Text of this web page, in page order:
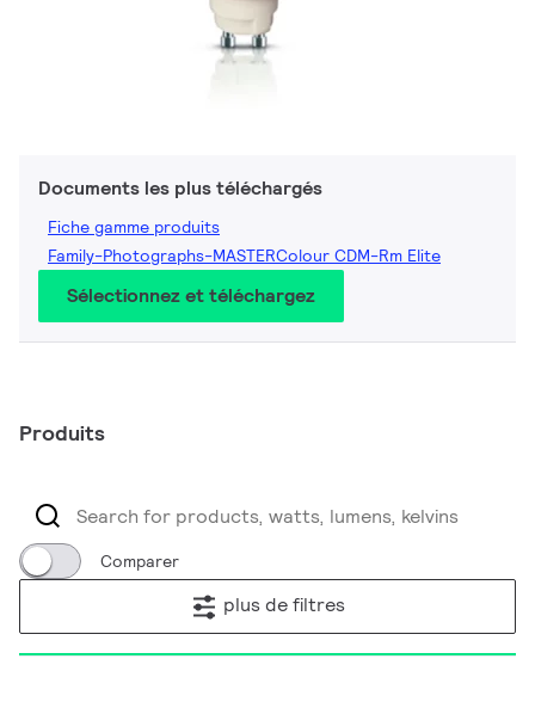
Documents les plus téléchargés
Fiche gamme produits
Family-Photographs-MASTERColour CDM-Rm Elite
Sélectionnez et téléchargez
Produits
Comparer
plus de filtres